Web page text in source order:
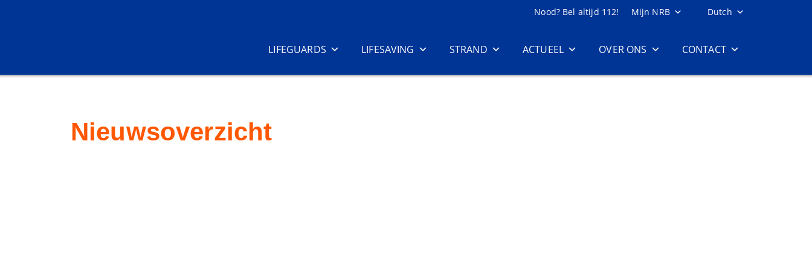
Nood? Bel altijd 112! Mijn NRB Dutch
LIFEGUARDS LIFESAVING STRAND ACTUEEL OVER ONS CONTACT
Nieuwsoverzicht